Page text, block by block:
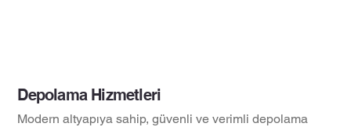
Depolama Hizmetleri
Modern altyapıya sahip, güvenli ve verimli depolama